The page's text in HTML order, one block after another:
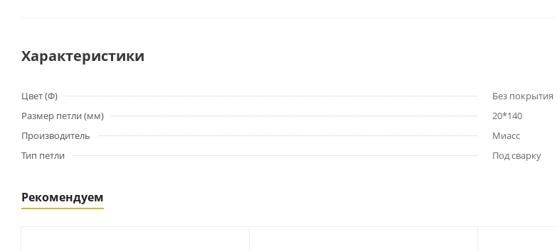
Характеристики
Цвет (Ф)
Без покрытия
Размер петли (мм)
20*140
Производитель
Миасс
Тип петли
Под сварку
Рекомендуем